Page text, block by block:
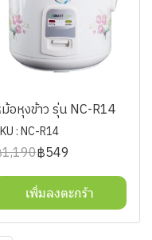
อหุงข้าว รุ่น NC-R14
: NC-R14
฿549
เพิ่มลงตะกร้า